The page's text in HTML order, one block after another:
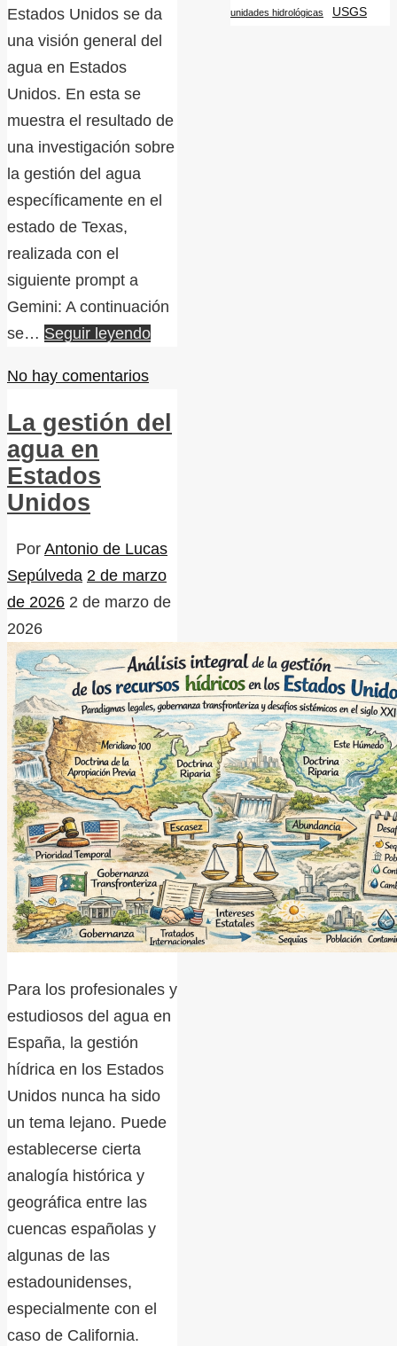
Estados Unidos se da
una visión general del
agua en Estados
Unidos. En esta se
muestra el resultado de
una investigación sobre
la gestión del agua
específicamente en el
estado de Texas,
realizada con el
siguiente prompt a
Gemini: A continuación
se… Seguir leyendo
No hay comentarios
La gestión del
agua en
Estados
Unidos
Por Antonio de Lucas
Sepúlveda 2 de marzo
de 2026 2 de marzo de
2026
Para los profesionales y
estudiosos del agua en
España, la gestión
hídrica en los Estados
Unidos nunca ha sido
un tema lejano. Puede
establecerse cierta
analogía histórica y
geográfica entre las
cuencas españolas y
algunas de las
estadounidenses,
especialmente con el
caso de California.
unidades hidrológicas USGS